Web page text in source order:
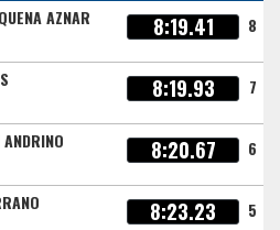
AZNAR 8:19.41 8
8:19.93 7
8:20.67 6
8:23.23 5